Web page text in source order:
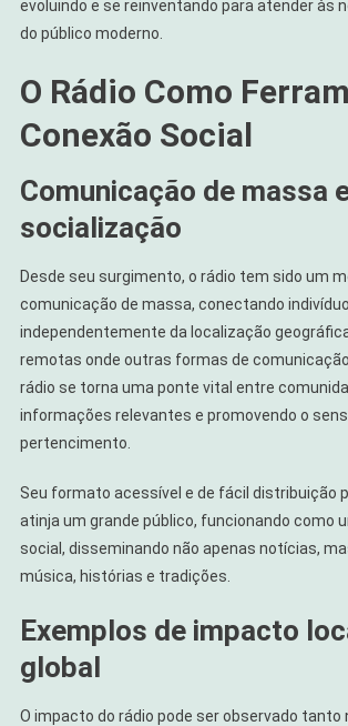
evoluindo e se reinventando para atender às
do público moderno.
O Rádio Como
Conexão Social
Comunicação de massa
socialização
Desde seu surgimento, o rádio tem sido um
comunicação de massa, conectando
independentemente da localização
remotas onde outras formas de
rádio se torna uma ponte vital entre
informações relevantes e promovendo o
pertencimento.
Seu formato acessível e de fácil distribuição
atinja um grande público, funcionando como
social, disseminando não apenas notícias,
música, histórias e tradições.
Exemplos de impacto
global
O impacto do rádio pode ser observado tanto